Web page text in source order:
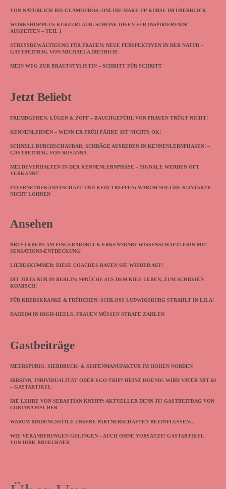
VON NATÜRLICH BIS GLAMOURÖS: ONLINE-MAKE-UP-KURSE IM ÜBERBLICK
WORKSHOP PLUS KURZURLAUB: SCHÖNE IDEEN FÜR INSPIRIERENDE
AUSZEITEN – TEIL 1
STRESSBEWÄLTIGUNG FÜR FRAUEN: NEUE PERSPEKTIVEN IN DER NATUR –
GASTBEITRAG VON MICHAELA DIETRICH
MEIN WEG ZUR BRAUTSTYLISTIN – SCHRITT FÜR SCHRITT
Jetzt Beliebt
FREMDGEHEN, LÜGEN & ZOFF – BAUCHGEFÜHL VON FRAUEN TRÜGT NICHT!
KENNENLERNEN – WENN ER FRÜH FÄHRT, IST NICHTS OK!
SCHNELL DURCHSCHAUBAR: SCHRÄGE AUSREDEN IN KENNENLERNPHASEN! –
GASTBEITRAG VON ROSANNA
MELDEVERHALTEN IN DER KENNENLERNPHASE – SIGNALE WERDEN OFT
VERKANNT
INTERNETBEKANNTSCHAFT UND KEIN TREFFEN: WARUM SOLCHE KONTAKTE
NICHT LOHNEN
Ansehen
BRUSTKREBS AM FINGERABDRUCK ERKENNBAR? WISSENSCHAFTLERIN MIT
SENSATIONS-ENTDECKUNG!
LIEBESKUMMER: DIESE COACHES BAUEN SIE WIEDER AUF!
DIT JIBTS NUR IN BERLIN: SPRÜCHE AUS DEM KIEZ-LEBEN, ZUM SCHREIEN
KOMISCH!
FÜR KREBSKRANKE & FRÜHCHEN: SCHLOSS LUDWIGSBURG STRAHLT IN LILA!
DAHEIM IN HIGH-HEELS: FRAUEN MÜSSEN STRAFE ZAHLEN
Gastbeiträge
MEERSPURIG: SIEBDRUCK- & SEIFENMANUFAKTUR IM HOHEN NORDEN
IRRSINN, INDIVIDUALITÄT ODER EGO-TRIP? HEINZ HOENIG WIRD VATER MIT 68
– GASTARTIKEL
DIE LEHRE VON SEBASTIAN KNEIPP: AKTUELLER DENN JE! GASTBEITRAG VON
CORINNA FISCHER
WARUM BINDUNGSSTILE UNSERE PARTNERSCHAFTEN BEEINFLUSSEN…
WIE VERÄNDERUNGEN GELINGEN – AUCH OHNE VORSÄTZE! GASTARTIKEL
VON DIRK BRUECKNER